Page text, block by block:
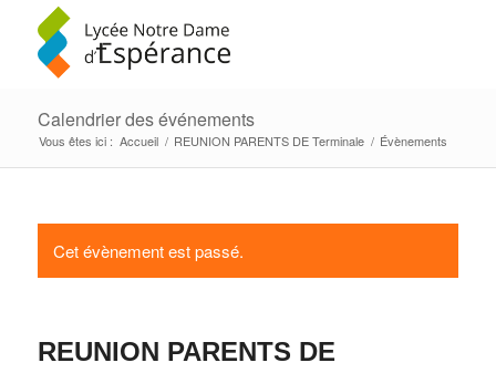
Calendrier des événements
Vous êtes ici : Accueil / REUNION PARENTS DE Terminale / Évènements
Cet évènement est passé.
REUNION PARENTS DE